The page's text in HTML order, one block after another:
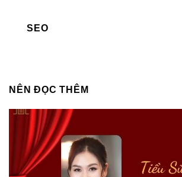
SEO
NÊN ĐỌC THÊM